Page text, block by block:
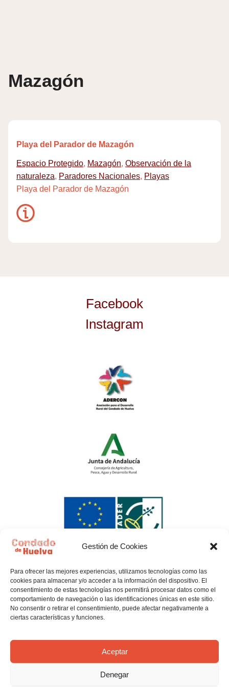
Gestión de Cookies
Para ofrecer las mejores experiencias, utilizamos tecnologías como las
cookies para almacenar y/o acceder a la información del dispositivo. El
consentimiento de estas tecnologías nos permitirá procesar datos como el
comportamiento de navegación o las identificaciones únicas en este sitio.
No consentir o retirar el consentimiento, puede afectar negativamente a
ciertas características y funciones.
Aceptar
Denegar
Mazagón
Playa del Parador de Mazagón
Espacio Protegido, Mazagón, Observación de la
naturaleza, Paradores Nacionales, Playas
Playa del Parador de Mazagón
Facebook
Instagram
Política de privacidad
Política de Cookies
Aviso legal